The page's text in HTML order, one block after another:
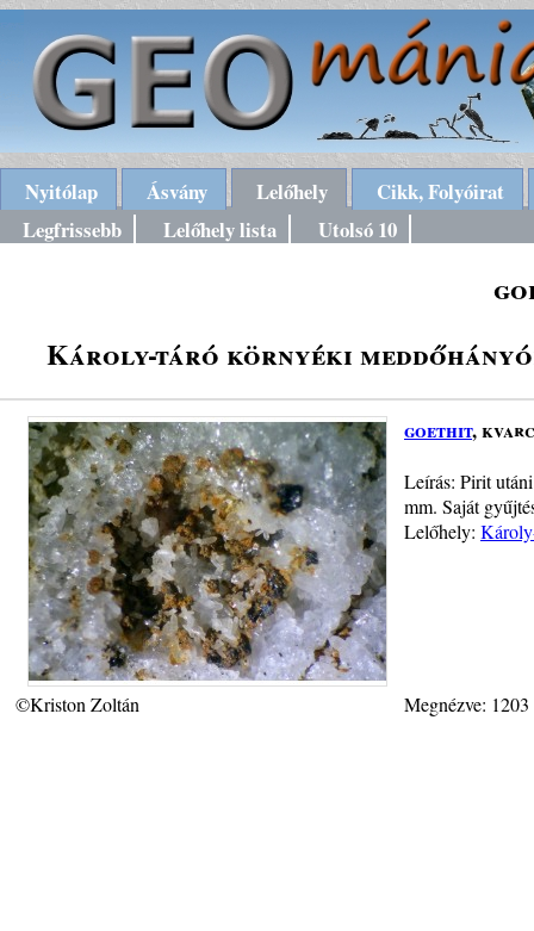
Nyitólap Ásvány Lelőhely
Cikk, Folyóirat
Legfrissebb
Lelőhely lista Utolsó 10
Károly-táró környéki
goethit,
Leírás: Pirit
mm. Saját
Lelőhely:
©Kriston Zoltán Megnézve: